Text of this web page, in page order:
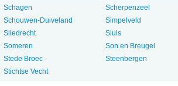
Schagen
Schouwen-Duiveland
Sliedrecht
Someren
Stede Broec
Stichtse Vecht
Scherpenzeel
Simpelveld
Sluis
Son en Breugel
Steenbergen